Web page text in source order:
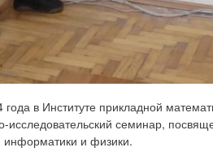
года в Институте прикладной
исследовательский семинар,
информатики и физики.